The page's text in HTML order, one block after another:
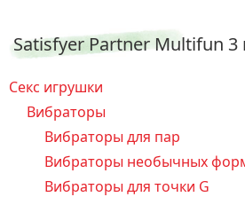
Satisfyer Partner Multifun 3
Секс игрушки
Вибраторы
Вибраторы для пар
Вибраторы необычных
Вибраторы для точки G